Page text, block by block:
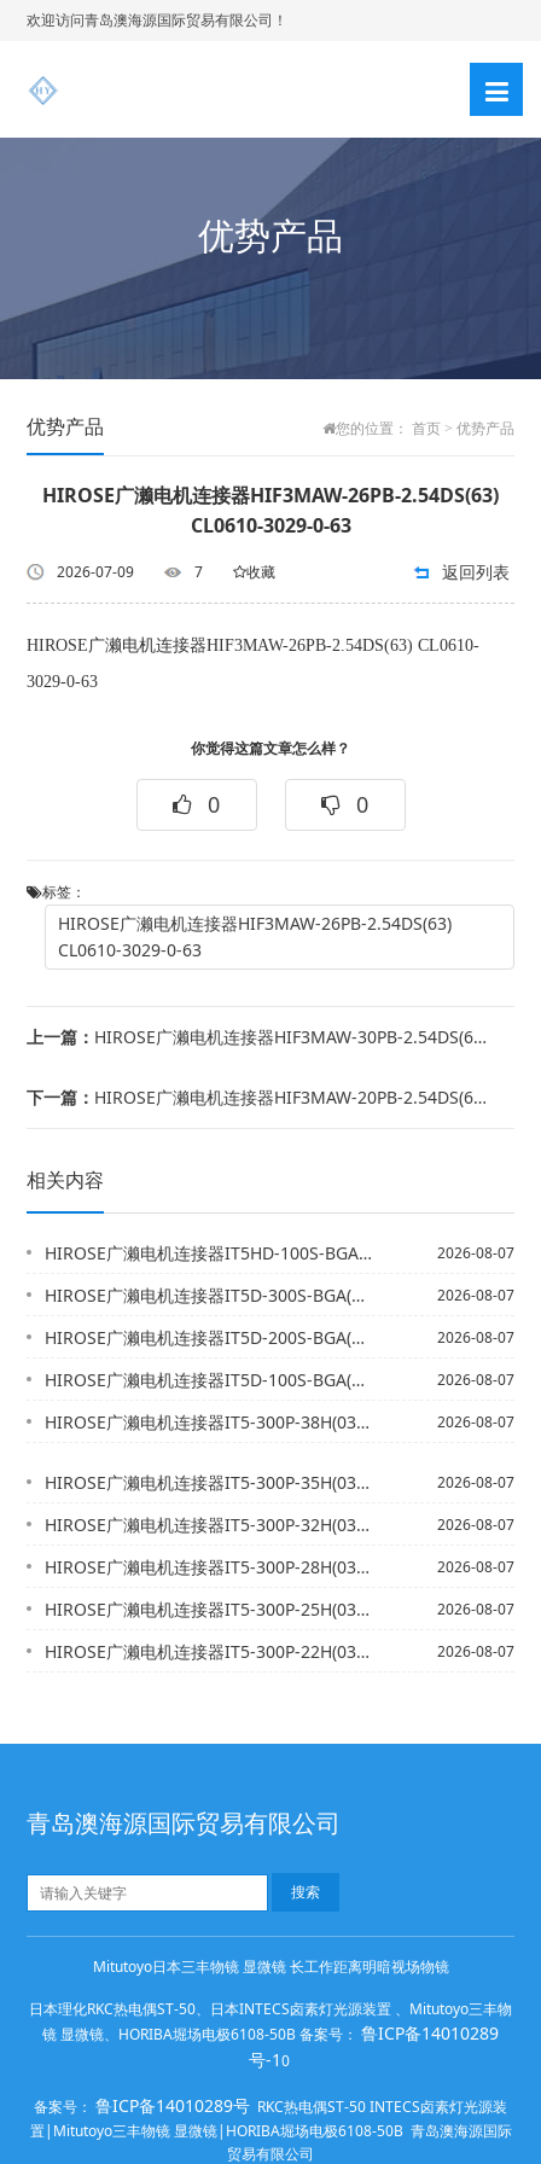
欢迎访问青岛澳海源国际贸易有限公司！
优势产品
优势产品 您的位置： 首页> 优势产品
HIROSE广濑电机连接器HIF3MAW-26PB-2.54DS(63)
CL0610-3029-0-63
2026-07-09 7 收藏 返回列表
HIROSE广濑电机连接器HIF3MAW-26PB-2.54DS(63) CL0610-
3029-0-63
你觉得这篇文章怎么样？
0 0
标签：
HIROSE广濑电机连接器HIF3MAW-26PB-2.54DS(63)
CL0610-3029-0-63
上一篇： HIROSE广濑电机连接器HIF3MAW-30PB-2.54DS(63) CL0...
下一篇： HIROSE广濑电机连接器HIF3MAW-20PB-2.54DS(63) CL0...
相关内容
HIROSE广濑电机连接器IT5HD-100S-BGA(39) CL0636-1... 2026-08-07
HIROSE广濑电机连接器IT5D-300S-BGA(39) CL0636-15... 2026-08-07
HIROSE广濑电机连接器IT5D-200S-BGA(39) CL0636-15... 2026-08-07
HIROSE广濑电机连接器IT5D-100S-BGA(39) CL0636-15... 2026-08-07
HIROSE广濑电机连接器IT5-300P-38H(03) CL0636-102... 2026-08-07
HIROSE广濑电机连接器IT5-300P-35H(03) CL0636-101... 2026-08-07
HIROSE广濑电机连接器IT5-300P-32H(03) CL0636-101... 2026-08-07
HIROSE广濑电机连接器IT5-300P-28H(03) CL0636-105... 2026-08-07
HIROSE广濑电机连接器IT5-300P-25H(03) CL0636-103... 2026-08-07
HIROSE广濑电机连接器IT5-300P-22H(03) CL0636-105... 2026-08-07
青岛澳海源国际贸易有限公司
Mitutoyo日本三丰物镜 显微镜 长工作距离明暗视场物镜
日本理化RKC热电偶ST-50、日本INTECS卤素灯光源装置 、Mitutoyo三丰物
镜 显微镜、HORIBA堀场电极6108-50B 备案号： 鲁ICP备14010289
号-10
备案号： 鲁ICP备14010289号 RKC热电偶ST-50 INTECS卤素灯光源装
置|Mitutoyo三丰物镜 显微镜|HORIBA堀场电极6108-50B 青岛澳海源国际
贸易有限公司